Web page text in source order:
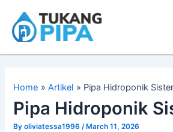
content
Home Artikel Pipa Hidroponik
Pipa Hidroponik
Byoliviatessa1996/ March 11, 2026